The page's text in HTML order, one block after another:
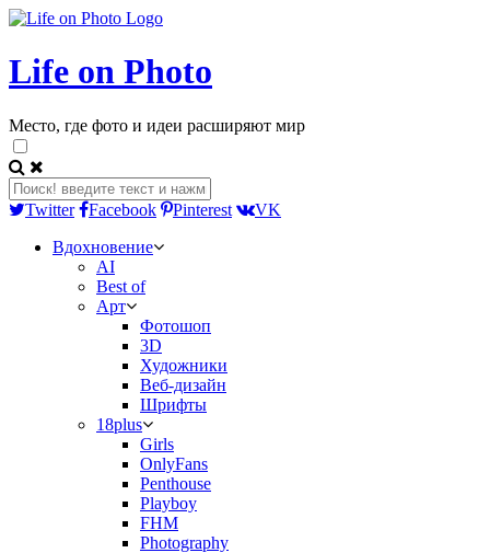
Life on Photo
Место, где фото и идеи расширяют мир
Twitter Facebook Pinterest
VK
Вдохновение
AI
Best of
Арт
Фотошоп
3D
Художники
Веб-дизайн
Шрифты
18plus
Girls
OnlyFans
Penthouse
Playboy
FHM
Photography